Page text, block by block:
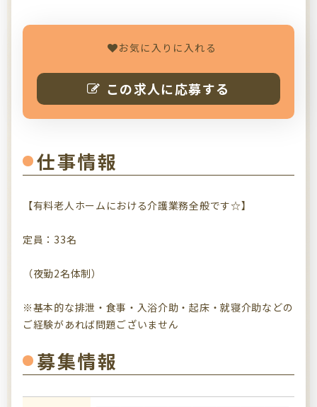
お気に入りに入れる
この求人に応募する
仕事情報
【有料老人ホームにおける介護業務全般です☆】
定員：33名
（夜勤2名体制）
※基本的な排泄・食事・入浴介助・起床・就寝介助などの
ご経験があれば問題ございません
募集情報